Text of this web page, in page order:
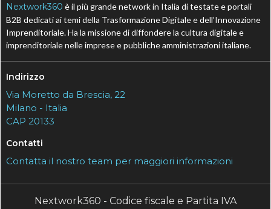
Nextwork360 è il più grande network in Italia di testate e portali
B2B dedicati ai temi della Trasformazione Digitale e dell’Innovazione
Imprenditoriale. Ha la missione di diffondere la cultura digitale e
imprenditoriale nelle imprese e pubbliche amministrazioni italiane.
Indirizzo
Via Moretto da Brescia, 22
Milano - Italia
CAP 20133
Contatti
Contatta il nostro team per maggiori informazioni
Nextwork360 - Codice fiscale e Partita IVA